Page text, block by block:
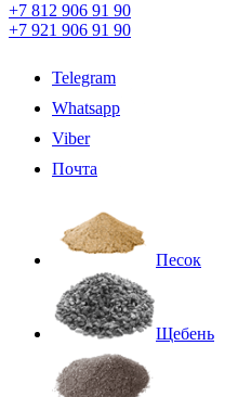
+7 812 906 91 90
+7 921 906 91 90
Telegram
Whatsapp
Viber
Почта
Песок
Щебень